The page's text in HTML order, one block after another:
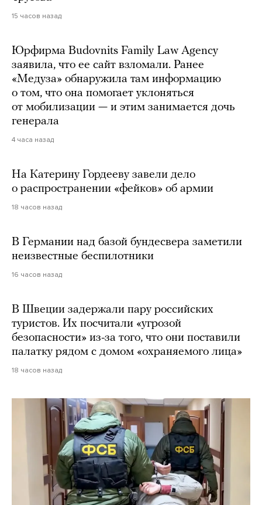
15 часов назад
Юрфирма Budovnits Family Law Agency
заявила, что ее сайт взломали. Ранее
«Медуза» обнаружила там информацию
о том, что она помогает уклоняться
от мобилизации — и этим занимается дочь
генерала
4 часа назад
На Катерину Гордееву завели дело
о распространении «фейков» об армии
18 часов назад
В Германии над базой бундесвера заметили
неизвестные беспилотники
16 часов назад
В Швеции задержали пару российских
туристов. Их посчитали «угрозой
безопасности» из-за того, что они поставили
палатку рядом с домом «охраняемого лица»
18 часов назад